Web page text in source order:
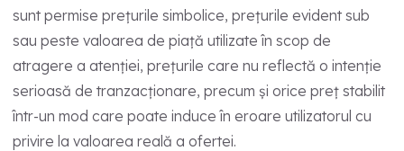
sunt permise prețurile simbolice, prețurile evident sub
sau peste valoarea de piață utilizate în scop de
atragere a atenției, prețurile care nu reflectă o intenție
serioasă de tranzacționare, precum și orice preț stabilit
într-un mod care poate induce în eroare utilizatorul cu
privire la valoarea reală a ofertei.